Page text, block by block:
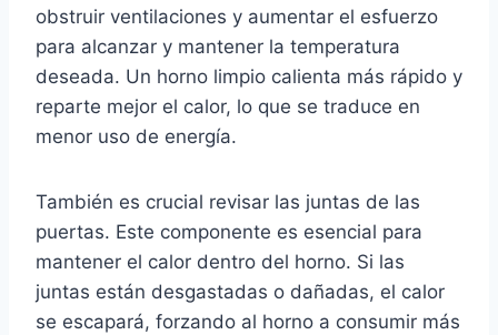
obstruir ventilaciones y aumentar el esfuerzo
para alcanzar y mantener la temperatura
deseada. Un horno limpio calienta más rápido y
reparte mejor el calor, lo que se traduce en
menor uso de energía.
También es crucial revisar las juntas de las
puertas. Este componente es esencial para
mantener el calor dentro del horno. Si las
juntas están desgastadas o dañadas, el calor
se escapará, forzando al horno a consumir más